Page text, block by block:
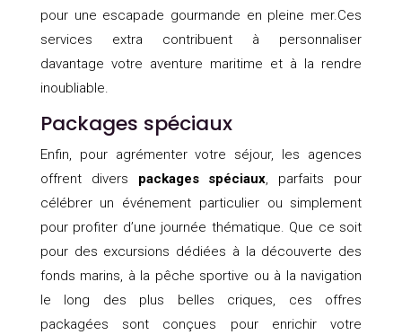
pour une escapade gourmande en pleine mer.Ces
services extra contribuent à personnaliser
davantage votre aventure maritime et à la rendre
inoubliable.
Packages spéciaux
Enfin, pour agrémenter votre séjour, les agences
offrent divers packages spéciaux , parfaits pour
célébrer un événement particulier ou simplement
pour profiter d’une journée thématique. Que ce soit
pour des excursions dédiées à la découverte des
fonds marins, à la pêche sportive ou à la navigation
le long des plus belles criques, ces offres
packagées sont conçues pour enrichir votre